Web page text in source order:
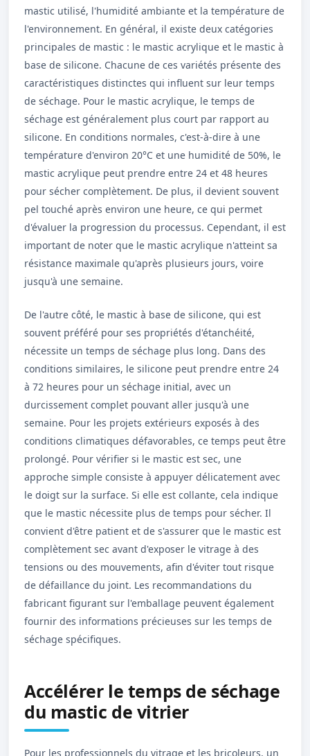
mastic utilisé, l'humidité ambiante et la température de
l'environnement. En général, il existe deux catégories
principales de mastic : le mastic acrylique et le mastic à
base de silicone. Chacune de ces variétés présente des
caractéristiques distinctes qui influent sur leur temps
de séchage. Pour le mastic acrylique, le temps de
séchage est généralement plus court par rapport au
silicone. En conditions normales, c'est-à-dire à une
température d'environ 20°C et une humidité de 50%, le
mastic acrylique peut prendre entre 24 et 48 heures
pour sécher complètement. De plus, il devient souvent
pel touché après environ une heure, ce qui permet
d'évaluer la progression du processus. Cependant, il est
important de noter que le mastic acrylique n'atteint sa
résistance maximale qu'après plusieurs jours, voire
jusqu'à une semaine.
De l'autre côté, le mastic à base de silicone, qui est
souvent préféré pour ses propriétés d'étanchéité,
nécessite un temps de séchage plus long. Dans des
conditions similaires, le silicone peut prendre entre 24
à 72 heures pour un séchage initial, avec un
durcissement complet pouvant aller jusqu'à une
semaine. Pour les projets extérieurs exposés à des
conditions climatiques défavorables, ce temps peut être
prolongé. Pour vérifier si le mastic est sec, une
approche simple consiste à appuyer délicatement avec
le doigt sur la surface. Si elle est collante, cela indique
que le mastic nécessite plus de temps pour sécher. Il
convient d'être patient et de s'assurer que le mastic est
complètement sec avant d'exposer le vitrage à des
tensions ou des mouvements, afin d'éviter tout risque
de défaillance du joint. Les recommandations du
fabricant figurant sur l'emballage peuvent également
fournir des informations précieuses sur les temps de
séchage spécifiques.
Accélérer le temps de séchage
du mastic de vitrier
Pour les professionnels du vitrage et les bricoleurs, un